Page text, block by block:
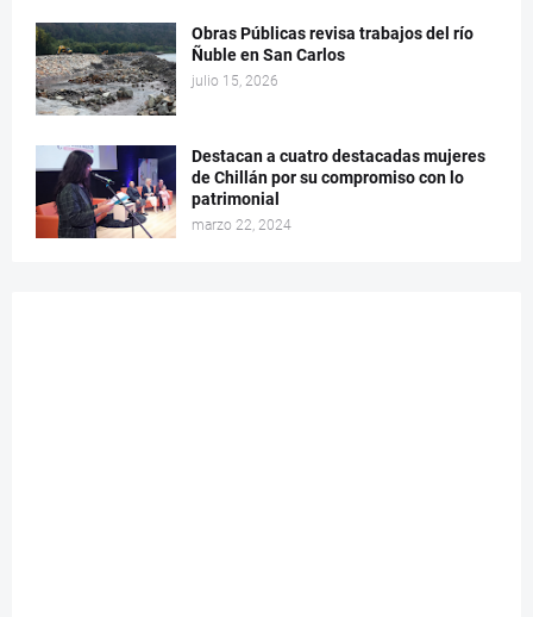
Obras Públicas revisa trabajos del río
Ñuble en San Carlos
julio 15, 2026
Destacan a cuatro destacadas mujeres
de Chillán por su compromiso con lo
patrimonial
marzo 22, 2024